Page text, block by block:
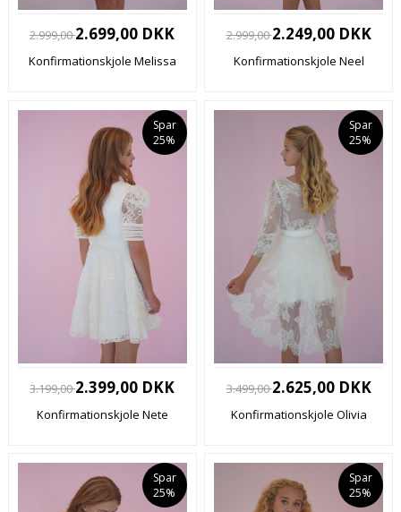
2.999,002.699,00 DKK
Konfirmationskjole Melissa
2.999,002.249,00 DKK
Konfirmationskjole Neel
Spar
25%
3.199,002.399,00 DKK
Konfirmationskjole Nete
Spar
25%
3.499,002.625,00 DKK
Konfirmationskjole Olivia
Spar
25%
Spar
25%